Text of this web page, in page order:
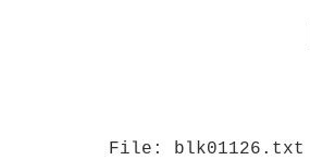
File: blk01126.txt